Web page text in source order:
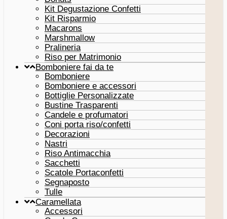
Kit Degustazione Confetti
Kit Risparmio
Macarons
Marshmallow
Pralineria
Riso per Matrimonio
Bomboniere fai da te
Bomboniere
Bomboniere e accessori
Bottiglie Personalizzate
Bustine Trasparenti
Candele e profumatori
Coni porta riso/confetti
Decorazioni
Nastri
Riso Antimacchia
Sacchetti
Scatole Portaconfetti
Segnaposto
Tulle
Caramellata
Accessori